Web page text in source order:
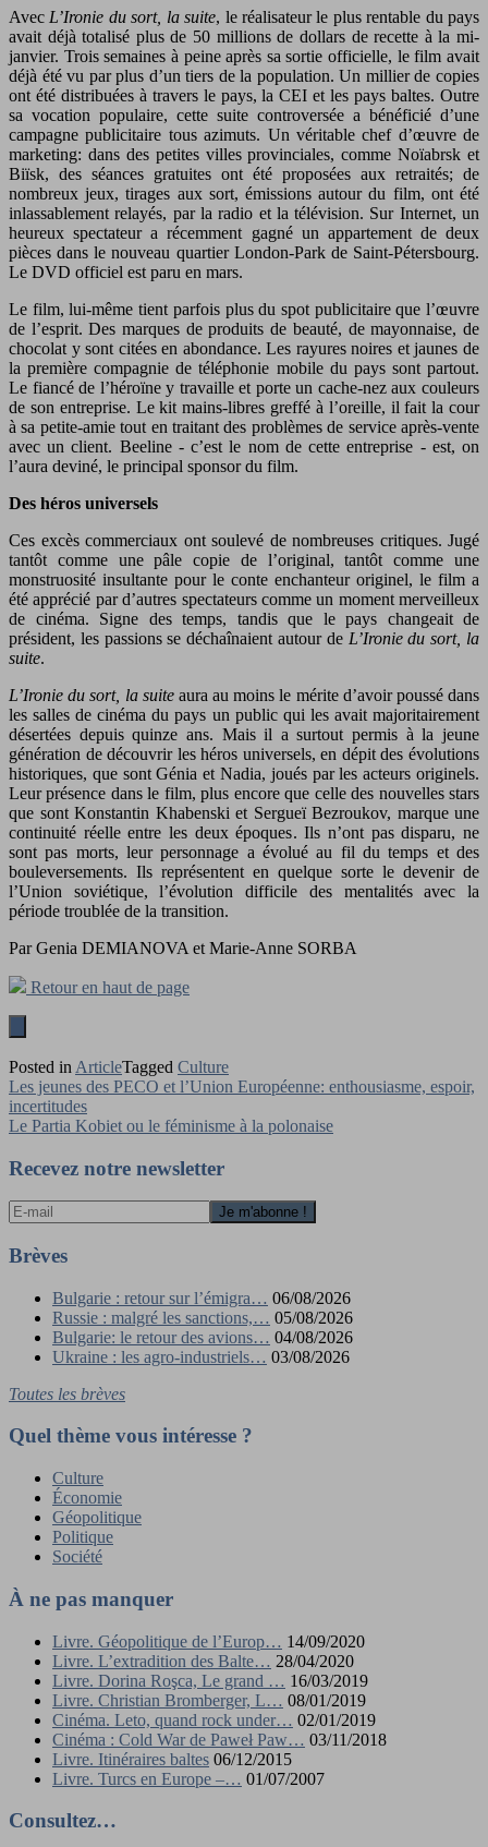
Avec L’Ironie du sort, la suite, le réalisateur le plus rentable du pays
avait déjà totalisé plus de 50 millions de dollars de recette à la mi-
janvier. Trois semaines à peine après sa sortie officielle, le film avait
déjà été vu par plus d’un tiers de la population. Un millier de copies
ont été distribuées à travers le pays, la CEI et les pays baltes. Outre
sa vocation populaire, cette suite controversée a bénéficié d’une
campagne publicitaire tous azimuts. Un véritable chef d’œuvre de
marketing: dans des petites villes provinciales, comme Noïabrsk et
Biïsk, des séances gratuites ont été proposées aux retraités; de
nombreux jeux, tirages aux sort, émissions autour du film, ont été
inlassablement relayés, par la radio et la télévision. Sur Internet, un
heureux spectateur a récemment gagné un appartement de deux
pièces dans le nouveau quartier London-Park de Saint-Pétersbourg.
Le DVD officiel est paru en mars.
Le film, lui-même tient parfois plus du spot publicitaire que l’œuvre
de l’esprit. Des marques de produits de beauté, de mayonnaise, de
chocolat y sont citées en abondance. Les rayures noires et jaunes de
la première compagnie de téléphonie mobile du pays sont partout.
Le fiancé de l’héroïne y travaille et porte un cache-nez aux couleurs
de son entreprise. Le kit mains-libres greffé à l’oreille, il fait la cour
à sa petite-amie tout en traitant des problèmes de service après-vente
avec un client. Beeline - c’est le nom de cette entreprise - est, on
l’aura deviné, le principal sponsor du film.
Des héros universels
Ces excès commerciaux ont soulevé de nombreuses critiques. Jugé
tantôt comme une pâle copie de l’original, tantôt comme une
monstruosité insultante pour le conte enchanteur originel, le film a
été apprécié par d’autres spectateurs comme un moment merveilleux
de cinéma. Signe des temps, tandis que le pays changeait de
président, les passions se déchaînaient autour de L’Ironie du sort, la
suite.
L’Ironie du sort, la suiteaura au moins le mérite d’avoir poussé dans
les salles de cinéma du pays un public qui les avait majoritairement
désertées depuis quinze ans. Mais il a surtout permis à la jeune
génération de découvrir les héros universels, en dépit des évolutions
historiques, que sont Génia et Nadia, joués par les acteurs originels.
Leur présence dans le film, plus encore que celle des nouvelles stars
que sont Konstantin Khabenski et Sergueï Bezroukov, marque une
continuité réelle entre les deux époques. Ils n’ont pas disparu, ne
sont pas morts, leur personnage a évolué au fil du temps et des
bouleversements. Ils représentent en quelque sorte le devenir de
l’Union soviétique, l’évolution difficile des mentalités avec la
période troublée de la transition.
Par Genia DEMIANOVA et Marie-Anne SORBA
Retour en haut de page
Posted in ArticleTagged Culture
Navigation
de
Les jeunes des PECO et l’Union Européenne: enthousiasme, espoir,
incertitudes
Le Partia Kobiet ou le féminisme à la polonaise
Recevez notre newsletter
Brèves
Bulgarie : retour sur l’émigra… 06/08/2026
Russie : malgré les sanctions,… 05/08/2026
Bulgarie: le retour des avions… 04/08/2026
Ukraine : les agro-industriels… 03/08/2026
Toutes les brèves
Quel thème vous intéresse ?
Culture
Économie
Géopolitique
Politique
Société
À ne pas manquer
Livre. Géopolitique de l’Europ… 14/09/2020
Livre. L’extradition des Balte… 28/04/2020
Livre. Dorina Roşca, Le grand … 16/03/2019
Livre. Christian Bromberger, L… 08/01/2019
Cinéma. Leto, quand rock under… 02/01/2019
Cinéma : Cold War de Paweł Paw… 03/11/2018
Livre. Itinéraires baltes 06/12/2015
Livre. Turcs en Europe –… 01/07/2007
Consultez…